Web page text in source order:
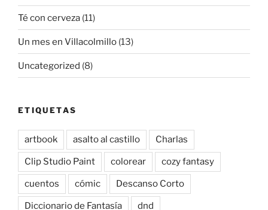
Té con cerveza (11)
Un mes en Villacolmillo (13)
Uncategorized (8)
ETIQUETAS
artbook asalto al castillo Charlas
Clip Studio Paint colorear cozy fantasy
cuentos cómic Descanso Corto
Diccionario de Fantasía dnd